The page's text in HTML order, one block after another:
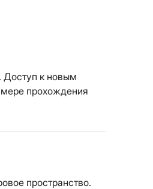
Доступ к новым
прохождения
пространство.